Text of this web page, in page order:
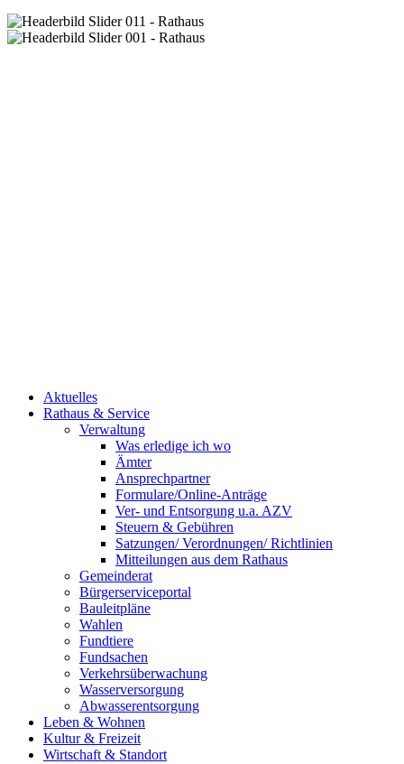
Aktuelles
Rathaus & Service
Verwaltung
Was erledige ich wo
Ämter
Ansprechpartner
Formulare/Online-Anträge
Ver- und Entsorgung u.a. AZV
Steuern & Gebühren
Satzungen/ Verordnungen/ Richtlinien
Mitteilungen aus dem Rathaus
Gemeinderat
Bürgerserviceportal
Bauleitpläne
Wahlen
Fundtiere
Fundsachen
Verkehrsüberwachung
Wasserversorgung
Abwasserentsorgung
Leben & Wohnen
Kultur & Freizeit
Wirtschaft & Standort